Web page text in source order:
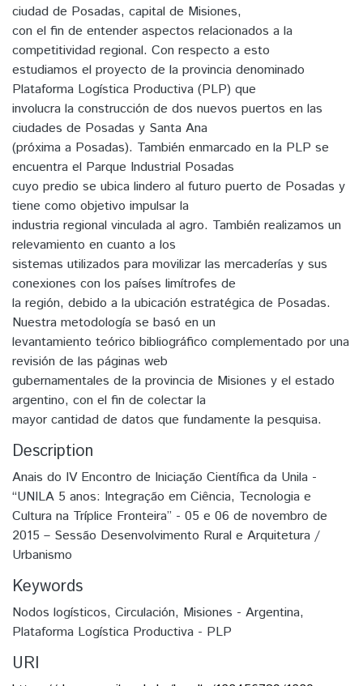
ciudad de Posadas, capital de Misiones,
con el fin de entender aspectos relacionados a la
competitividad regional. Con respecto a esto
estudiamos el proyecto de la provincia denominado
Plataforma Logística Productiva (PLP) que
involucra la construcción de dos nuevos puertos en las
ciudades de Posadas y Santa Ana
(próxima a Posadas). También enmarcado en la PLP se
encuentra el Parque Industrial Posadas
cuyo predio se ubica lindero al futuro puerto de Posadas y
tiene como objetivo impulsar la
industria regional vinculada al agro. También realizamos un
relevamiento en cuanto a los
sistemas utilizados para movilizar las mercaderías y sus
conexiones con los países limítrofes de
la región, debido a la ubicación estratégica de Posadas.
Nuestra metodología se basó en un
levantamiento teórico bibliográfico complementado por una
revisión de las páginas web
gubernamentales de la provincia de Misiones y el estado
argentino, con el fin de colectar la
mayor cantidad de datos que fundamente la pesquisa.
Description
Anais do IV Encontro de Iniciação Científica da Unila -
“UNILA 5 anos: Integração em Ciência, Tecnologia e
Cultura na Tríplice Fronteira” - 05 e 06 de novembro de
2015 – Sessão Desenvolvimento Rural e Arquitetura /
Urbanismo
Keywords
Nodos logísticos, Circulación, Misiones - Argentina,
Plataforma Logística Productiva - PLP
URI